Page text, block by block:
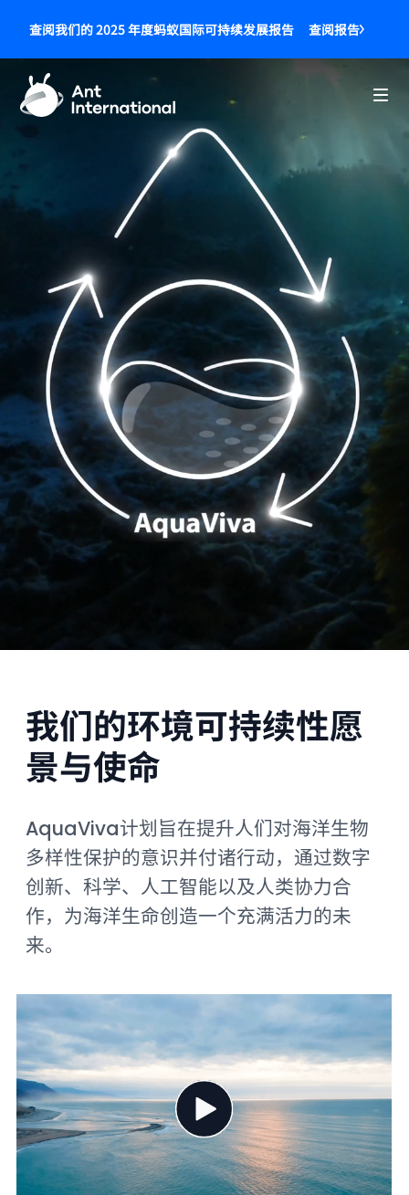
查阅我们的 2025 年度蚂蚁国际可持续发展报告 查阅报告
我们的环境可持续性愿
景与使命
AquaViva计划旨在提升人们对海洋生物
多样性保护的意识并付诸行动，通过数字
创新、科学、人工智能以及人类协力合
作，为海洋生命创造一个充满活力的未
来。